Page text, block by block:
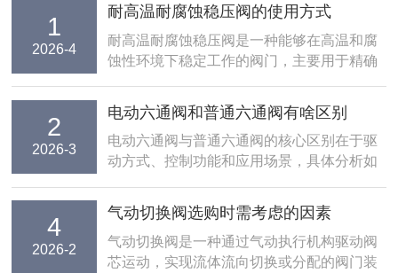
1
2026-4
耐高温耐腐蚀稳压阀的使用方式
耐高温耐腐蚀稳压阀是一种能够在高温和腐
蚀性环境下稳定工作的阀门，主要用于精确
2
2026-3
电动六通阀和普通六通阀有啥区别
电动六通阀与普通六通阀的核心区别在于驱
动方式、控制功能和应用场景，具体分析如
4
2026-2
气动切换阀选购时需考虑的因素
气动切换阀是一种通过气动执行机构驱动阀
芯运动，实现流体流向切换或分配的阀门装